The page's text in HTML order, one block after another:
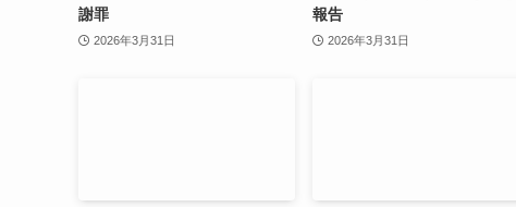
謝罪
2026年3月31日
報告
2026年3月31日